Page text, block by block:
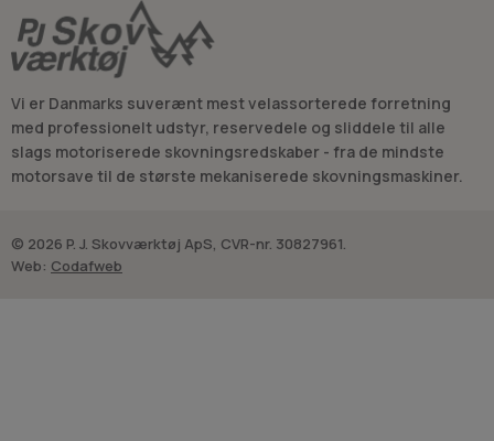
Vi er Danmarks suverænt mest velassorterede forretning
med professionelt udstyr, reservedele og sliddele til alle
slags motoriserede skovningsredskaber - fra de mindste
motorsave til de største mekaniserede skovningsmaskiner.
© 2026 P. J. Skovværktøj ApS, CVR-nr. 30827961.
Web: Codafweb